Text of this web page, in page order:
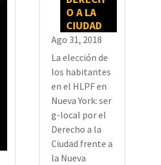
O A LA
CIUDAD
Ago 31, 2018
La elección de
los habitantes
en el HLPF en
Nueva York: ser
g-local por el
Derecho a la
Ciudad frente a
la Nueva